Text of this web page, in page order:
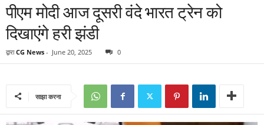
पीएम मोदी आज दूसरी वंदे भारत ट्रेन को
दिखाएंगे हरी झंडी
द्वारा CG News - June 20, 2025 0
साझा करना